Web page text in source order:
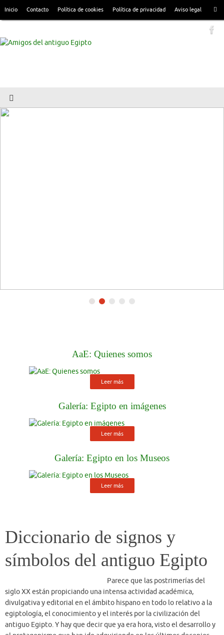
Inicio Contacto Política de cookies Política de privacidad Aviso legal
Diccionario de signos y
símbolos del antiguo Egipto
Parece que las postrimerías del
divulgativa y editorial en el ámbito hispano en todo lo relativo a la
antiguo Egipto. Y hay que decir que ya era hora, visto el desarrollo y
el protagonismo que han ido adquiriendo en los últimos decenios
anunciados cursos, ciclos de conferencias, exposiciones, viajes de
estudio, etc…
Gran Himno a Amón-Ra
Este himno, dedicado al dios Amón-
Ra, se encuentra grabado en el papiro Boulaq 17 (P. Kairo CG 58038),
de la XVIII dinastía, y, parcialmente, en una estatua del Museo
Británico de Londres (nº 40950), perteneciente al Reino Medio. Hay